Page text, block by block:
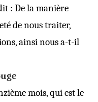
: De la manière
de nous traiter,
ainsi nous a-t-il
mois, qui est le